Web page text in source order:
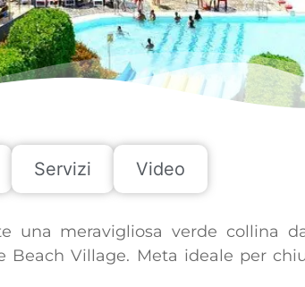
Servizi Video
una meravigliosa verde collina
Village. Meta ideale per